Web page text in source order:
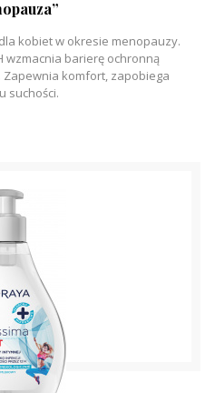
kobiet w okresie menopauzy.
wzmacnia barierę ochronną
komfort, zapobiega
suchości.